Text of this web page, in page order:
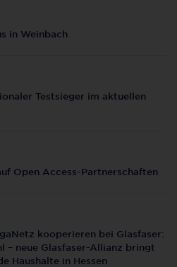
in Weinbach
Testsieger im aktuellen
Open Access-Partnerschaften
kooperieren bei Glasfaser:
– neue Glasfaser-Allianz bringt
Haushalte in Hessen